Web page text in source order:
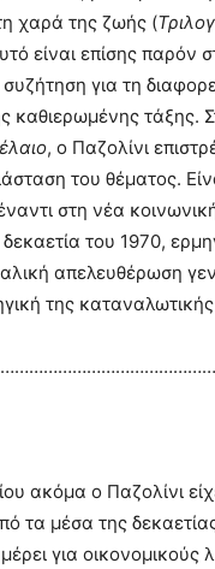
χαρά της ζωής (
είναι επίσης παρόν
για τη
καθιερωμένης τάξης.
, ο Παζολίνι
του θέματος.
στη νέα
του 1970,
απελευθέρωση
της
ακόμα ο Παζολίνι
τα μέσα της
για οικονομικούς